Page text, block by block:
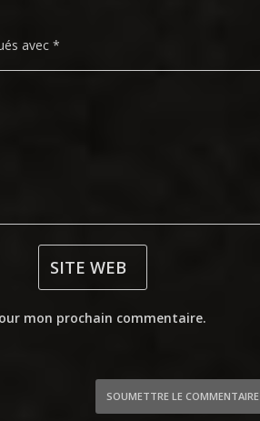
avec *
mon prochain commentaire.
SOUMETTRE LE COMMENTAIRE